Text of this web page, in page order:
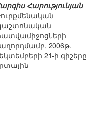
Հարությունյան
2006թ.
21-ի գիշերը